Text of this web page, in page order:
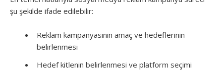
şu şekilde ifade edilebilir:
Reklam kampanyasının amaç ve hedeflerinin
belirlenmesi
Hedef kitlenin belirlenmesi ve platform seçimi